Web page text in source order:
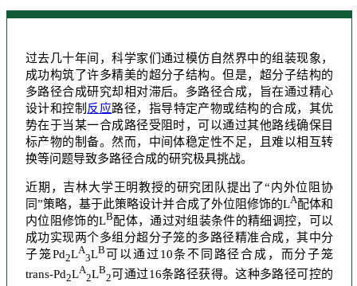
过去几十年间，科学家们通过模仿自然界中的组装现象，
成功构筑了许多精美的超分子结构。但是，超分子结构的
多路径合成研究却相对滞后。多路径合成，旨在通过精心
设计和控制 反应路径，指导特定产物或结构的合成，其优
势在于当某一合成路径受阻时，可以通过其他路线确保目
标产物的制备。然而，中间体稳定性不足，且难以相互转
换等问题导致多路径合成的研究极具挑战。
近期，吉林大学王明教授的研究团队提出了“内外位阻协
同”策略，基于此策略设计并合成了外位阻修饰的LA配体和
内位阻修饰的LB配体，通过对组装条件的精细调控，可以
成功实现两个多组分超分子笼的多路径精准合成，其中分
子笼Pd2LA
3LB 可以通过10条不同路径合成，而分子笼
trans-Pd2LA
2LB
2可通过16条路径获得。这种多路径可控的